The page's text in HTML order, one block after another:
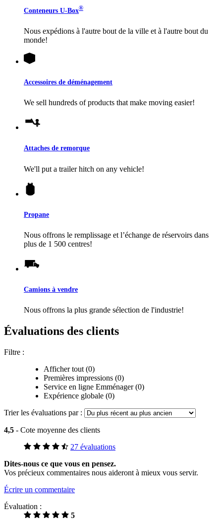
Conteneurs U-Box®
Nous expédions à l'autre bout de la ville et à l'autre bout du
monde!
Accessoires de déménagement
We sell hundreds of products that make moving easier!
Attaches de remorque
We'll put a trailer hitch on any vehicle!
Propane
Nous offrons le remplissage et l’échange de réservoirs dans
plus de 1 500 centres!
Camions à vendre
Nous offrons la plus grande sélection de l'industrie!
Évaluations des clients
Filtre :
Afficher tout (0)
Premières impressions (0)
Service en ligne Emménager (0)
Expérience globale (0)
Trier les évaluations par :
4,5 - Cote moyenne des clients
27 évaluations
Dites-nous ce que vous en pensez.
Vos précieux commentaires nous aideront à mieux vous servir.
Écrire un commentaire
Évaluation :
5